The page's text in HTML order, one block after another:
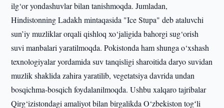
ilg‘or yondashuvlar bilan tanishmoqda. Jumladan,
Hindistonning Ladakh mintaqasida "Ice Stupa" deb ataluvchi
sun’iy muzliklar orqali qishloq xo‘jaligida bahorgi sug‘orish
suvi manbalari yaratilmoqda. Pokistonda ham shunga o‘xshash
texnologiyalar yordamida suv tanqisligi sharoitida daryo suvidan
muzlik shaklida zahira yaratilib, vegetatsiya davrida undan
bosqichma-bosqich foydalanilmoqda. Ushbu xalqaro tajribalar
Qirg‘izistondagi amaliyot bilan birgalikda O‘zbekiston togʻli